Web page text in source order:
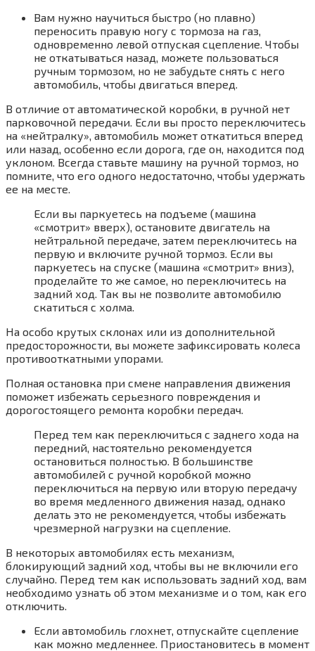
Вам нужно научиться быстро (но плавно)
переносить правую ногу с тормоза на газ,
одновременно левой отпуская сцепление. Чтобы
не откатываться назад, можете пользоваться
ручным тормозом, но не забудьте снять с него
автомобиль, чтобы двигаться вперед.
В отличие от автоматической коробки, в ручной нет
парковочной передачи. Если вы просто переключитесь
на «нейтралку», автомобиль может откатиться вперед
или назад, особенно если дорога, где он, находится под
уклоном. Всегда ставьте машину на ручной тормоз, но
помните, что его одного недостаточно, чтобы удержать
ее на месте.
Если вы паркуетесь на подъеме (машина
«смотрит» вверх), остановите двигатель на
нейтральной передаче, затем переключитесь на
первую и включите ручной тормоз. Если вы
паркуетесь на спуске (машина «смотрит» вниз),
проделайте то же самое, но переключитесь на
задний ход. Так вы не позволите автомобилю
скатиться с холма.
На особо крутых склонах или из дополнительной
предосторожности, вы можете зафиксировать колеса
противооткатными упорами.
Полная остановка при смене направления движения
поможет избежать серьезного повреждения и
дорогостоящего ремонта коробки передач.
Перед тем как переключиться с заднего хода на
передний, настоятельно рекомендуется
остановиться полностью. В большинстве
автомобилей с ручной коробкой можно
переключиться на первую или вторую передачу
во время медленного движения назад, однако
делать это не рекомендуется, чтобы избежать
чрезмерной нагрузки на сцепление.
В некоторых автомобилях есть механизм,
блокирующий задний ход, чтобы вы не включили его
случайно. Перед тем как использовать задний ход, вам
необходимо узнать об этом механизме и о том, как его
отключить.
Если автомобиль глохнет, отпускайте сцепление
как можно медленнее. Приостановитесь в момент